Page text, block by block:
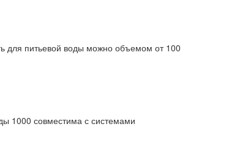
для питьевой воды можно объемом от 100
1000 совместима с системами